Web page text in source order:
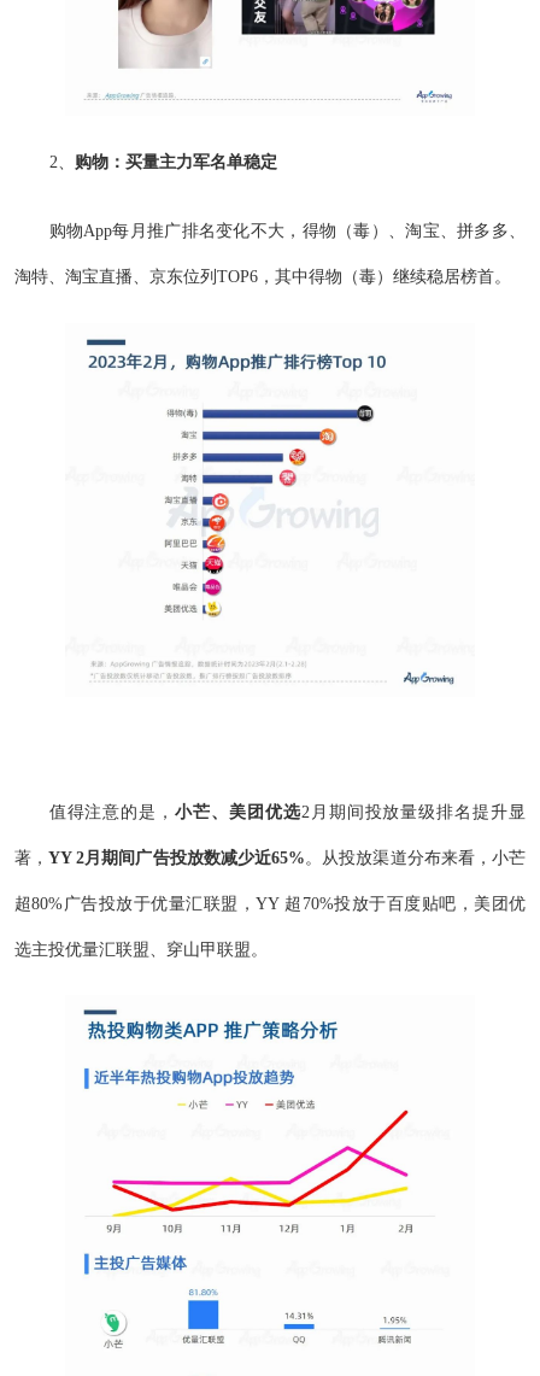
2、 购物：买量主力军名单稳定
购物App每月推广排名变化不大，得物（毒）、淘宝、拼多多、
淘特、淘宝直播、京东位列TOP6，其中得物（毒）继续稳居榜首。
值得注意的是，小芒、美团优选2月期间投放量级排名提升显
著，YY 2月期间广告投放数减少近65%。从投放渠道分布来看，小芒
超80%广告投放于优量汇联盟，YY 超70%投放于百度贴吧，美团优
选主投优量汇联盟、穿山甲联盟。